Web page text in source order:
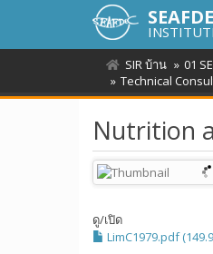
SIR บ้าน 01
Technical
Nutrition
ดู/เปิด
LimC1979.pdf